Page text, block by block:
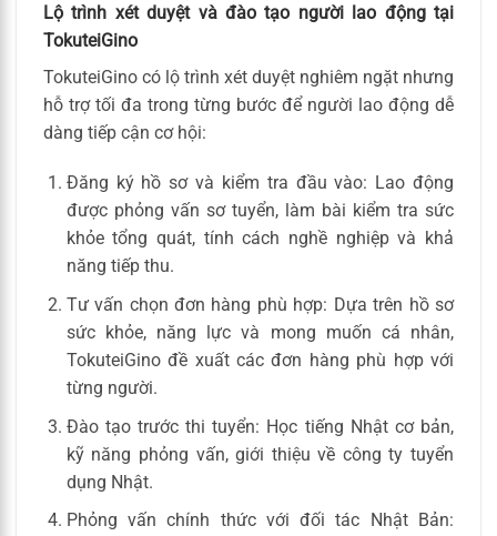
Lộ trình xét duyệt và đào tạo người lao động tại
TokuteiGino
TokuteiGino có lộ trình xét duyệt nghiêm ngặt nhưng
hỗ trợ tối đa trong từng bước để người lao động dễ
dàng tiếp cận cơ hội:
Đăng ký hồ sơ và kiểm tra đầu vào: Lao động
được phỏng vấn sơ tuyển, làm bài kiểm tra sức
khỏe tổng quát, tính cách nghề nghiệp và khả
năng tiếp thu.
Tư vấn chọn đơn hàng phù hợp: Dựa trên hồ sơ
sức khỏe, năng lực và mong muốn cá nhân,
TokuteiGino đề xuất các đơn hàng phù hợp với
từng người.
Đào tạo trước thi tuyển: Học tiếng Nhật cơ bản,
kỹ năng phỏng vấn, giới thiệu về công ty tuyển
dụng Nhật.
Phỏng vấn chính thức với đối tác Nhật Bản: